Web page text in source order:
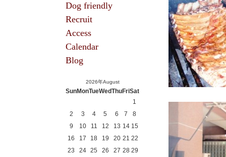
Dog friendly
Recruit
Access
Calendar
Blog
2026年August
SunMonTueWedThuFriSat
1
2
3 4 5 6 7
8
9
10 11 12 13 14 15
16
17 18 19 20 21 22
23
24 25 26 27 28 29